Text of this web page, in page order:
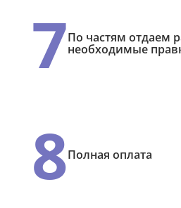
7По частям отдаем
необходимые
8Полная оплата